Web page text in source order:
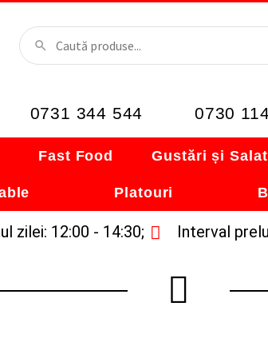
0731 344 544 0730
Fast Food Gustări și
Platouri
zilei: 12:00 - 14:30; Interval